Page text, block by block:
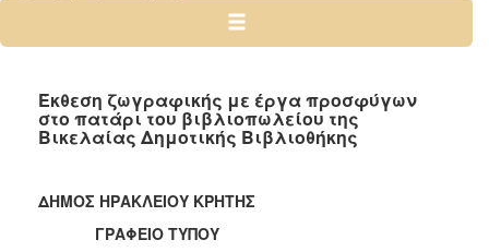
2024
2022
2021
Έκθεση ζωγραφικής με έργα προσφύγων
στο πατάρι του βιβλιοπωλείου της
Βικελαίας Δημοτικής Βιβλιοθήκης
ΔΗΜΟΣ ΗΡΑΚΛΕΙΟΥ ΚΡΗΤΗΣ
ΓΡΑΦΕΙΟ ΤΥΠΟΥ